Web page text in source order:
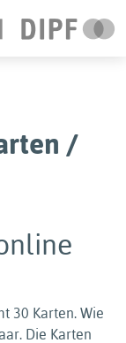
/
30 Karten. Wie
Die Karten